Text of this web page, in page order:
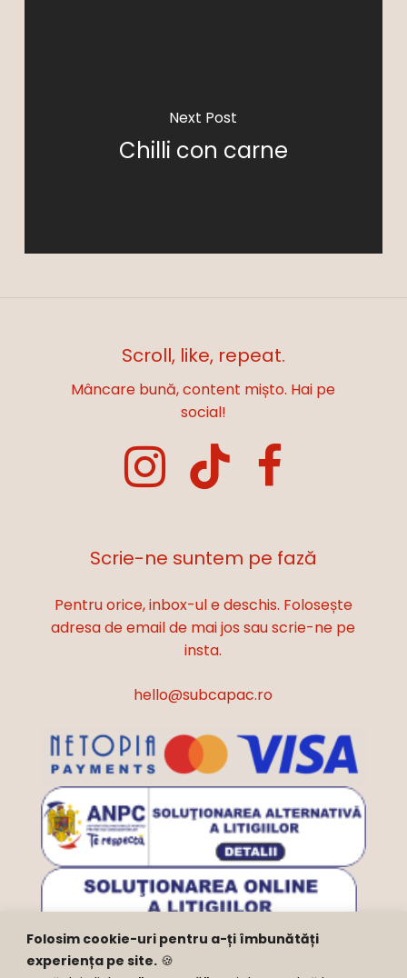
Folosim cookie-uri pentru a-ți îmbunătăți
experiența pe site. 🍪
Next Post
Chilli con carne
Scroll, like, repeat.
Mâncare bună, content mișto. Hai pe
social!
Scrie-ne suntem pe fază
Pentru orice, inbox-ul e deschis. Folosește
adresa de email de mai jos sau scrie-ne pe
insta.
hello@subcapac.ro